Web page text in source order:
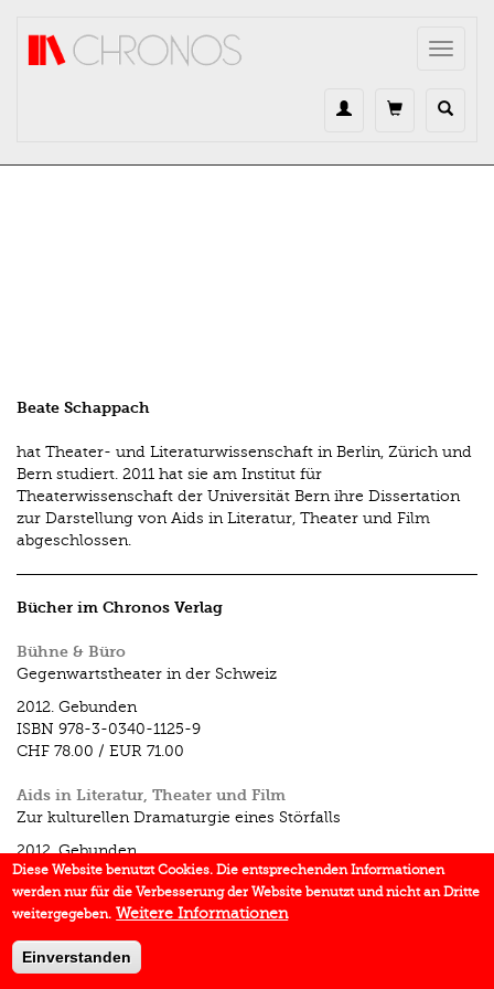
Toggle
Beate Schappach
hat Theater- und Literaturwissenschaft in Berlin, Zürich und
Bern studiert. 2011 hat sie am Institut für
Theaterwissenschaft der Universität Bern ihre Dissertation
zur Darstellung von Aids in Literatur, Theater und Film
abgeschlossen.
Bücher im Chronos Verlag
Bühne & Büro
Gegenwartstheater in der Schweiz
2012. Gebunden
ISBN 978-3-0340-1125-9
CHF 78.00 / EUR 71.00
Aids in Literatur, Theater und Film
Zur kulturellen Dramaturgie eines Störfalls
2012. Gebunden
ISBN 978-3-0340-1122-8
CHF 44.00/ EUR 40.00
Diese Website benutzt Cookies. Die entsprechenden Informationen
werden nur für die Verbesserung der Website benutzt und nicht an Dritte
weitergegeben. Weitere Informationen
Einverstanden